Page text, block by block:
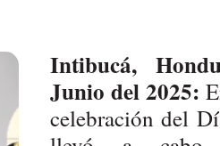
Intibucá,
Junio del 2025:
celebración del